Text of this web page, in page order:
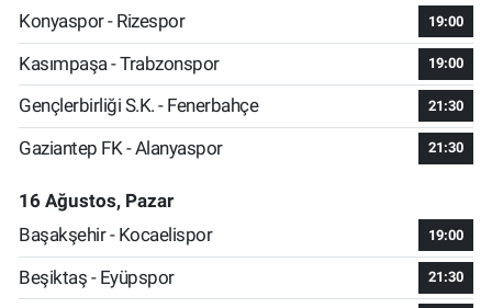
Konyaspor - Rizespor
19:00
Kasımpaşa - Trabzonspor 19:00
Gençlerbirliği S.K. - Fenerbahçe 21:30
Gaziantep FK - Alanyaspor 21:30
16 Ağustos, Pazar
Başakşehir - Kocaelispor
19:00
Beşiktaş - Eyüpspor 21:30